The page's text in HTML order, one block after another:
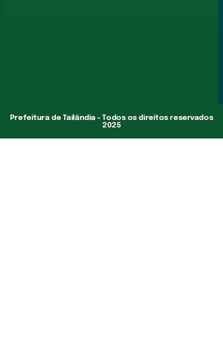
Prefeitura de Tailândia - Todos os direitos reservados
2025